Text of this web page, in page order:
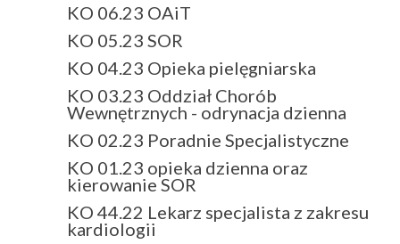
KO 06.23 OAiT
KO 05.23 SOR
KO 04.23 Opieka pielęgniarska
KO 03.23 Oddział Chorób
Wewnętrznych - odrynacja dzienna
KO 02.23 Poradnie Specjalistyczne
KO 01.23 opieka dzienna oraz
kierowanie SOR
KO 44.22 Lekarz specjalista z zakresu
kardiologii